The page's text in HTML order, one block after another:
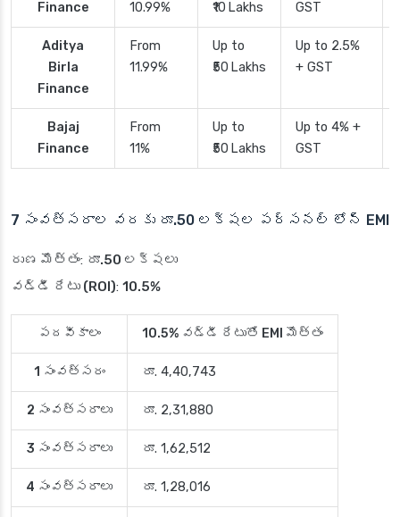
Finance
10.99%
₹10 Lakhs
GST
Aditya
Birla
Finance
From
11.99%
Up to
₹50 Lakhs
Up to 2.5%
+ GST
Bajaj
Finance
From
11%
Up to
₹50 Lakhs
Up to 4% +
GST
7 సంవత్సరాల వరకు రూ.50 లక్షల పర్సనల్ లోన్ EMI
రుణ మొత్తం: రూ.50 లక్షలు
వడ్డీ రేటు (ROI): 10.5%
పదవీకాలం 10.5% వడ్డీ రేటుతో EMI మొత్తం
1 సంవత్సరం రూ. 4,40,743
2 సంవత్సరాలు రూ. 2,31,880
3 సంవత్సరాలు రూ. 1,62,512
4 సంవత్సరాలు రూ. 1,28,016